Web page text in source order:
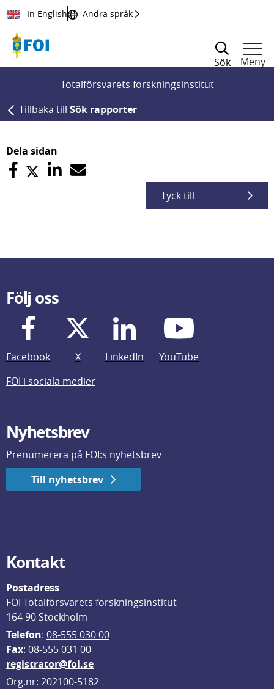
Till innehållet
In English Andra språk
Sök
Meny
Totalförsvarets forskningsinstitut
Tillbaka till Sök rapporter
Dela sidan
Tyck till
Följ oss
Facebook X LinkedIn
YouTube
FOI i sociala medier
Nyhetsbrev
Prenumerera på FOI:s nyhetsbrev
Till nyhetsbrev
Kontakt
Postadress
FOI Totalförsvarets forskningsinstitut
164 90 Stockholm
Telefon: 08-555 030 00
Fax: 08-555 031 00
registrator@foi.se
Org.nr: 202100-5182